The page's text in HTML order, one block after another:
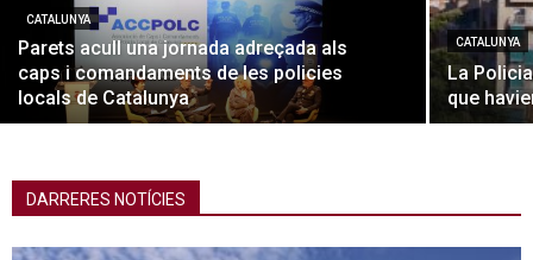
CATALUNYA
Parets acull una jornada adreçada als
caps i comandaments de les policies
locals de Catalunya
CATALUNYA
La
que
DARRERES NOTÍCIES